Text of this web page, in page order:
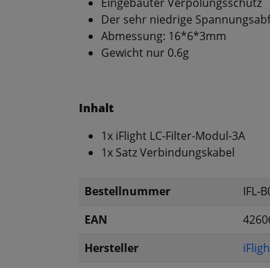
Der sehr niedrige
Abmessung: 16*6*3mm
Gewicht nur 0.6g
Inhalt
1x iFlight LC-Filter-Modul-3A
1x Satz Verbindungskabel
Bestellnummer
IFL-
EAN
Hersteller